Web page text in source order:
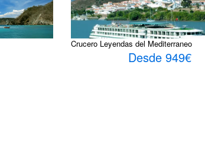
Crucero Leyendas del Mediterraneo
Desde 949€